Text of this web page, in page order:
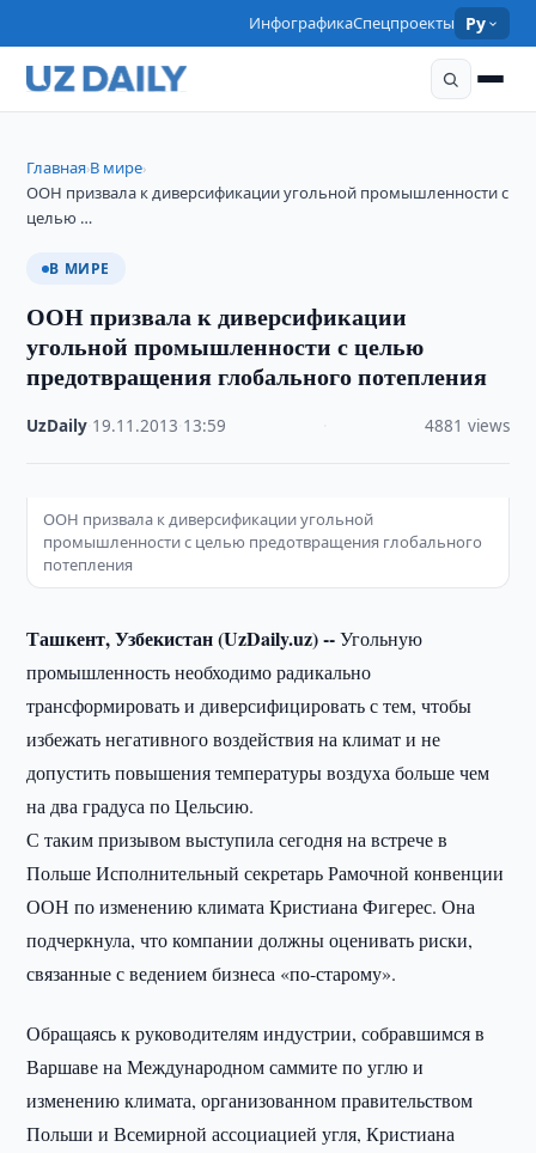
ИнфографикаСпецпроекты Ру
Главная›В мире›
ООН призвала к диверсификации угольной промышленности с
целью …
В МИРЕ
ООН призвала к диверсификации
угольной промышленности с целью
предотвращения глобального потепления
UzDaily 19.11.2013 13:59 4881 views
ООН призвала к диверсификации угольной
промышленности с целью предотвращения глобального
потепления
Ташкент, Узбекистан (UzDaily.uz) --Угольную
промышленность необходимо радикально
трансформировать и диверсифицировать с тем, чтобы
избежать негативного воздействия на климат и не
допустить повышения температуры воздуха больше чем
на два градуса по Цельсию.
С таким призывом выступила сегодня на встрече в
Польше Исполнительный секретарь Рамочной конвенции
ООН по изменению климата Кристиана Фигерес. Она
подчеркнула, что компании должны оценивать риски,
связанные с ведением бизнеса «по-старому».
Обращаясь к руководителям индустрии, собравшимся в
Варшаве на Международном саммите по углю и
изменению климата, организованном правительством
Польши и Всемирной ассоциацией угля, Кристиана